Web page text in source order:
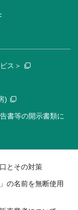
ス＞
)
書等の開示書類に
とその対策
の名前を無断使用